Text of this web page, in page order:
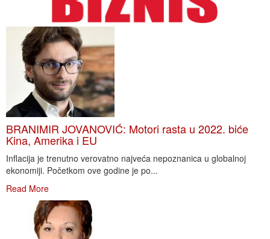
BRANIMIR JOVANOVIĆ: Motori rasta u 2022. biće
Kina, Amerika i EU
Inflacija je trenutno verovatno najveća nepoznanica u globalnoj
ekonomiji. Početkom ove godine je po...
Read More